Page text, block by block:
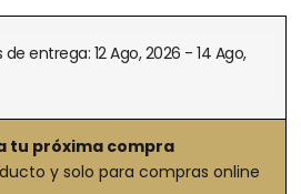
entrega: 12 Ago, 2026 - 14 Ago,
tu próxima compra
y solo para compras online